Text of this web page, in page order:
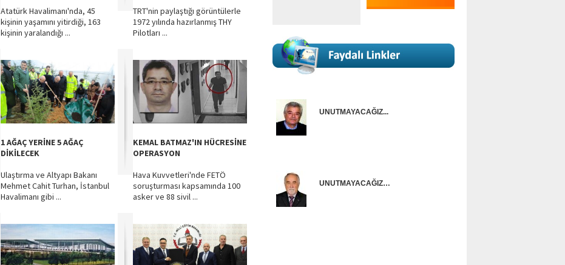
Atatürk Havalimanı'nda, 45
kişinin yaşamını yitirdiği, 163
kişinin yaralandığı ...
TRT'nin paylaştığı görüntülerle
1972 yılında hazırlanmış THY
Pilotları ...
1 AĞAÇ YERİNE 5 AĞAÇ
DİKİLECEK
Ulaştırma ve Altyapı Bakanı
Mehmet Cahit Turhan, İstanbul
Havalimanı gibi ...
KEMAL BATMAZ'IN HÜCRESİNE
OPERASYON
Hava Kuvvetleri'nde FETÖ
soruşturması kapsamında 100
asker ve 88 sivil ...
UNUTMAYACAĞIZ...
UNUTMAYACAĞIZ…